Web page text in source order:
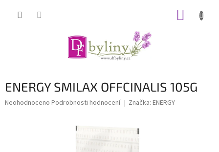
ENERGY SMILAX OFFCINALIS 105G
Průměrné
Neohodnoceno Podrobnosti hodnocení Značka: ENERGY